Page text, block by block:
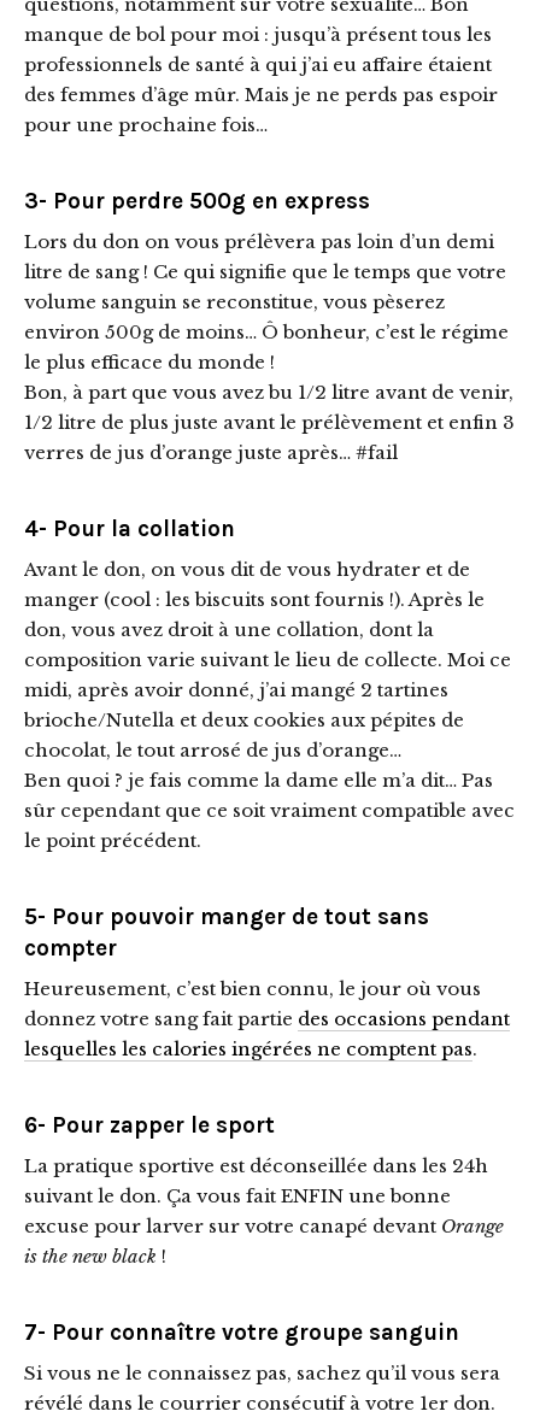
manque de bol pour moi : jusqu’à présent tous les
professionnels de santé à qui j’ai eu affaire étaient
des femmes d’âge mûr. Mais je ne perds pas espoir
pour une prochaine fois…
3- Pour perdre 500g en express
Lors du don on vous prélèvera pas loin d’un demi
litre de sang ! Ce qui signifie que le temps que votre
volume sanguin se reconstitue, vous pèserez
environ 500g de moins… Ô bonheur, c’est le régime
le plus efficace du monde !
Bon, à part que vous avez bu 1/2 litre avant de venir,
1/2 litre de plus juste avant le prélèvement et enfin 3
verres de jus d’orange juste après… #fail
4- Pour la collation
Avant le don, on vous dit de vous hydrater et de
manger (cool : les biscuits sont fournis !). Après le
don, vous avez droit à une collation, dont la
composition varie suivant le lieu de collecte. Moi ce
midi, après avoir donné, j’ai mangé 2 tartines
brioche/Nutella et deux cookies aux pépites de
chocolat, le tout arrosé de jus d’orange…
Ben quoi ? je fais comme la dame elle m’a dit… Pas
sûr cependant que ce soit vraiment compatible avec
le point précédent.
5- Pour pouvoir manger de tout sans
compter
Heureusement, c’est bien connu, le jour où vous
donnez votre sang fait partie des occasions pendant
lesquelles les calories ingérées ne comptent pas.
6- Pour zapper le sport
La pratique sportive est déconseillée dans les 24h
suivant le don. Ça vous fait ENFIN une bonne
excuse pour larver sur votre canapé devant Orange
is the new black !
7- Pour connaître votre groupe sanguin
Si vous ne le connaissez pas, sachez qu’il vous sera
révélé dans le courrier consécutif à votre 1er don.